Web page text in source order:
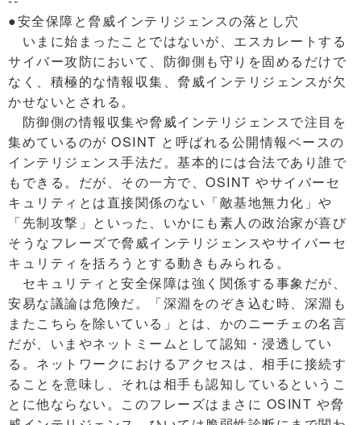
●安全保障と脅威インテリジェンスの落とし穴
いまに始まったことではないが、エスカレートする
サイバー攻防において、防御側も守りを固めるだけで
なく、積極的な情報収集、脅威インテリジェンスが欠
かせないとされる。
防御側の情報収集や脅威インテリジェンスで注目を
集めているのが OSINT と呼ばれる公開情報ベースの
インテリジェンス手法だ。基本的には合法であり誰で
もできる。だが、その一方で、OSINT やサイバーセ
キュリティとは直接関係のない「敵基地無力化」や
「先制攻撃」といった、いかにも素人の政治家が喜び
そうなフレーズで脅威インテリジェンスやサイバーセ
キュリティを括ろうとする動きもみられる。
セキュリティと安全保障は強く関係する事象だが、
安易な議論は危険だ。「深淵をのぞき込む時、深淵も
またこちらを除いている」とは、かのニーチェの名言
だが、いまやネットミームとして認知・浸透してい
る。ネットワークにおけるアクセスは、相手に接続す
ることを意味し、それは相手も認知しているというこ
とに他ならない。このフレーズはまさに OSINT や脅